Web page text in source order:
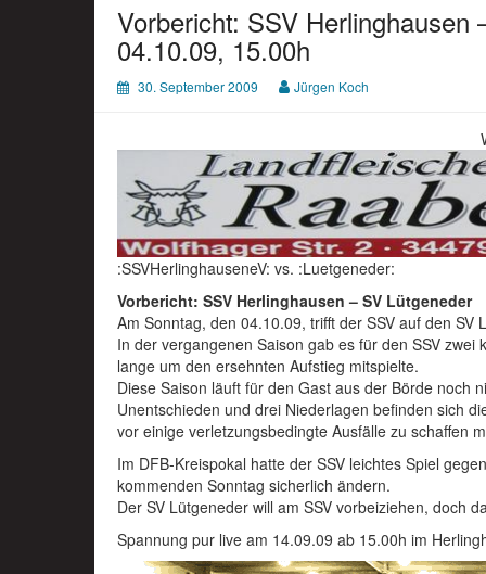
Vorbericht: SSV Herlinghausen
04.10.09, 15.00h
30. September 2009 Jürgen Koch
:SSVHerlinghauseneV: vs. :Luetgeneder:
Vorbericht: SSV Herlinghausen – SV Lütgeneder
Am Sonntag, den 04.10.09, trifft der SSV auf den SV
In der vergangenen Saison gab es für den SSV
lange um den ersehnten Aufstieg mitspielte.
Diese Saison läuft für den Gast aus der Börde noch
Unentschieden und drei Niederlagen befinden sich
vor einige verletzungsbedingte Ausfälle zu schaffen
Im DFB-Kreispokal hatte der SSV leichtes Spiel
kommenden Sonntag sicherlich ändern.
Der SV Lütgeneder will am SSV vorbeiziehen, doch
Spannung pur live am 14.09.09 ab 15.00h im